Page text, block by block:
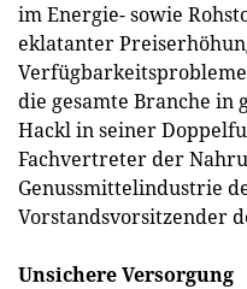
im Energie- sowie
eklatanter
die gesamte Branche in
Hackl in seiner
Fachvertreter der
Genussmittelindustrie
Vorstandsvorsitzender
Unsichere Versorgung